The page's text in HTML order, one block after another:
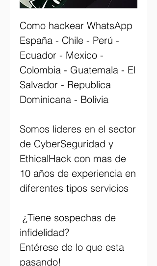
Como hackear WhatsApp
España - Chile - Perú -
Ecuador - Mexico -
Colombia - Guatemala - El
Salvador - Republica
Dominicana - Bolivia
Somos lideres en el sector
de CyberSeguridad y
EthicalHack con mas de
10 años de experiencia en
Entérese de lo que esta